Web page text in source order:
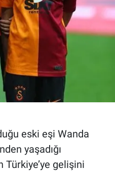
eski eşi Wanda
yaşadığı
gelişini